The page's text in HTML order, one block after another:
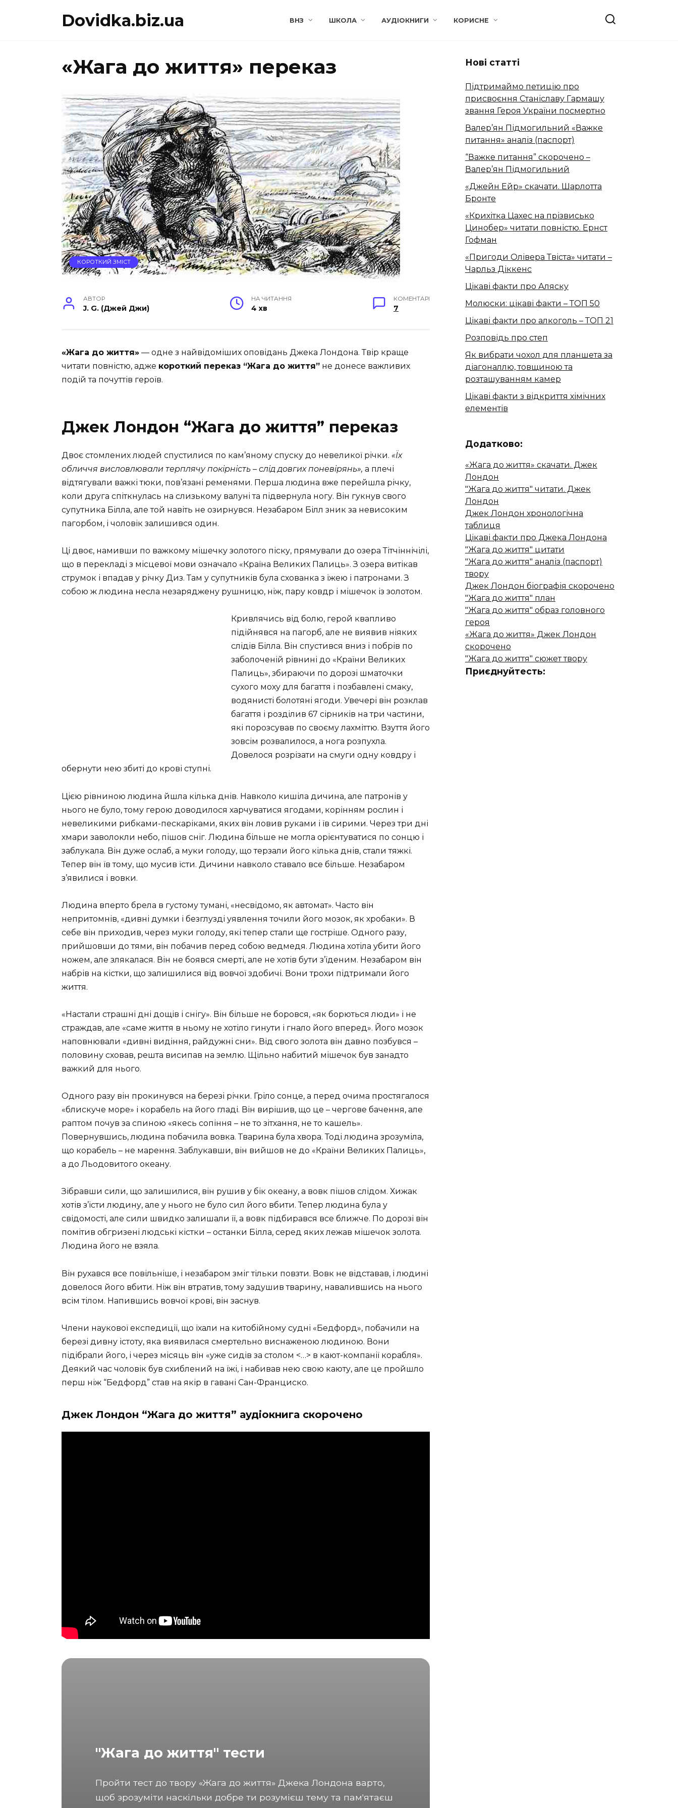
Dovidka.biz.ua ВНЗ ШКОЛА АУДІОКНИГИ КОРИСНЕ
«Жага до життя» переказ
КОРОТКИЙ ЗМІСТ
АВТОР
J. G. (Джей Джи)
НА ЧИТАННЯ
4 хв
КОМЕНТАРІ
7
«Жага до життя» — одне з найвідоміших оповідань Джека Лондона. Твір краще
читати повністю, адже короткий переказ “Жага до життя” не донесе важливих
подій та почуттів героїв.
Джек Лондон “Жага до життя” переказ
Двоє стомлених людей спустилися по кам’яному спуску до невеликої річки. «Їх
обличчя висловлювали терплячу покірність – слід довгих поневірянь», а плечі
відтягували важкі тюки, пов’язані ременями. Перша людина вже перейшла річку,
коли друга спіткнулась на слизькому валуні та підвернула ногу. Він гукнув свого
супутника Білла, але той навіть не озирнувся. Незабаром Білл зник за невисоким
пагорбом, і чоловік залишився один.
Ці двоє, намивши по важкому мішечку золотого піску, прямували до озера Тітчіннічілі,
що в перекладі з місцевої мови означало «Країна Великих Палиць». З озера витікав
струмок і впадав у річку Диз. Там у супутників була схованка з їжею і патронами. З
собою ж людина несла незаряджену рушницю, ніж, пару ковдр і мішечок із золотом.
Кривлячись від болю, герой квапливо
підійнявся на пагорб, але не виявив ніяких
слідів Білла. Він спустився вниз і побрів по
заболоченій рівнині до «Країни Великих
Палиць», збираючи по дорозі шматочки
сухого моху для багаття і позбавлені смаку,
водянисті болотяні ягоди. Увечері він розклав
багаття і розділив 67 сірників на три частини,
які порозсував по своєму лахміттю. Взуття його
зовсім розвалилося, а нога розпухла.
Довелося розрізати на смуги одну ковдру і
обернути нею збиті до крові ступні.
Цією рівниною людина йшла кілька днів. Навколо кишіла дичина, але патронів у
нього не було, тому герою доводилося харчуватися ягодами, корінням рослин і
невеликими рибками-пескаріками, яких він ловив руками і їв сирими. Через три дні
хмари заволокли небо, пішов сніг. Людина більше не могла орієнтуватися по сонцю і
заблукала. Він дуже ослаб, а муки голоду, що терзали його кілька днів, стали тяжкі.
Тепер він їв тому, що мусив їсти. Дичини навколо ставало все більше. Незабаром
з’явилися і вовки.
Людина вперто брела в густому тумані, «несвідомо, як автомат». Часто він
непритомнів, «дивні думки і безглузді уявлення точили його мозок, як хробаки». В
себе він приходив, через муки голоду, які тепер стали ще гостріше. Одного разу,
прийшовши до тями, він побачив перед собою ведмедя. Людина хотіла убити його
ножем, але злякалася. Він не боявся смерті, але не хотів бути з’їденим. Незабаром він
набрів на кістки, що залишилися від вовчої здобичі. Вони трохи підтримали його
життя.
«Настали страшні дні дощів і снігу». Він більше не боровся, «як борються люди» і не
страждав, але «саме життя в ньому не хотіло гинути і гнало його вперед». Його мозок
наповнювали «дивні видіння, райдужні сни». Від свого золота він давно позбувся –
половину сховав, решта висипав на землю. Щільно набитий мішечок був занадто
важкий для нього.
Одного разу він прокинувся на березі річки. Гріло сонце, а перед очима простягалося
«блискуче море» і корабель на його гладі. Він вирішив, що це – чергове бачення, але
раптом почув за спиною «якесь сопіння – не то зітхання, не то кашель».
Повернувшись, людина побачила вовка. Тварина була хвора. Тоді людина зрозуміла,
що корабель – не марення. Заблукавши, він вийшов не до «Країни Великих Палиць»,
а до Льодовитого океану.
Зібравши сили, що залишилися, він рушив у бік океану, а вовк пішов слідом. Хижак
хотів з’їсти людину, але у нього не було сил його вбити. Тепер людина була у
свідомості, але сили швидко залишали її, а вовк підбирався все ближче. По дорозі він
помітив обгризені людські кістки – останки Білла, серед яких лежав мішечок золота.
Людина його не взяла.
Він рухався все повільніше, і незабаром зміг тільки повзти. Вовк не відставав, і людині
довелося його вбити. Ніж він втратив, тому задушив тварину, навалившись на нього
всім тілом. Напившись вовчої крові, він заснув.
Члени наукової експедиції, що їхали на китобійному судні «Бедфорд», побачили на
березі дивну істоту, яка виявилася смертельно виснаженою людиною. Вони
підібрали його, і через місяць він «уже сидів за столом <…> в кают-компанії корабля».
Деякий час чоловік був схиблений на їжі, і набивав нею свою каюту, але це пройшло
перш ніж “Бедфорд” став на якір в гавані Сан-Франциско.
Джек Лондон “Жага до життя” аудіокнига скорочено
"Жага до життя" тести
Пройти тест до твору «Жага до життя» Джека Лондона варто,
щоб зрозуміти наскільки добре ти розумієш тему та пам'ятаєш
Нові статті
Підтримаймо петицію про
присвоєння Станіславу Гармашу
звання Героя України посмертно
Валер’ян Підмогильний «Важке
питання» аналіз (паспорт)
“Важке питання” скорочено –
Валер’ян Підмогильний
«Джейн Ейр» скачати. Шарлотта
Бронте
«Крихітка Цахес на прізвисько
Цинобер» читати повністю. Ернст
Гофман
«Пригоди Олівера Твіста» читати –
Чарльз Діккенс
Цікаві факти про Аляску
Молюски: цікаві факти – ТОП 50
Цікаві факти про алкоголь – ТОП 21
Розповідь про степ
Як вибрати чохол для планшета за
діагоналлю, товщиною та
розташуванням камер
Цікаві факти з відкриття хімічних
елементів
Додатково:
«Жага до життя» скачати. Джек
Лондон
"Жага до життя" читати. Джек
Лондон
Джек Лондон хронологічна
таблиця
Цікаві факти про Джека Лондона
"Жага до життя" цитати
"Жага до життя" аналіз (паспорт)
твору
Джек Лондон біографія скорочено
"Жага до життя" план
"Жага до життя" образ головного
героя
«Жага до життя» Джек Лондон
скорочено
"Жага до життя" сюжет твору
Приєднуйтесть: